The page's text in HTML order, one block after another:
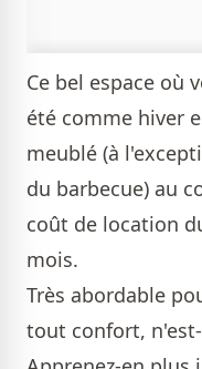
Ce bel espace où
été comme hiver
meublé (à
du barbecue) au
coût de location
mois.
Très abordable
tout confort,